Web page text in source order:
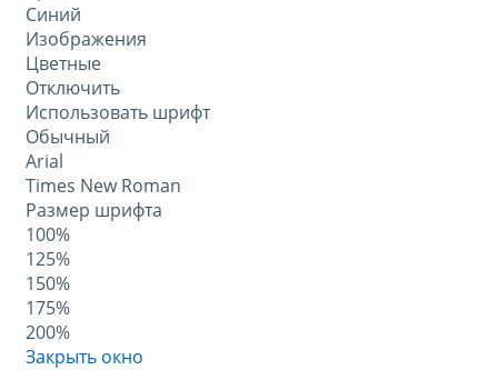
Синий
Изображения
Цветные
Отключить
Использовать шрифт
Обычный
Arial
Times New Roman
Размер шрифта
100%
125%
150%
175%
200%
Закрыть окно